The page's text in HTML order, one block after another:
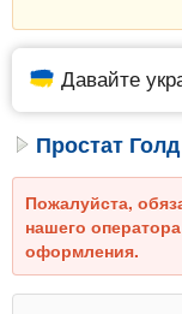
Давайте
Простат
Пожалуйста,
нашего
оформления.